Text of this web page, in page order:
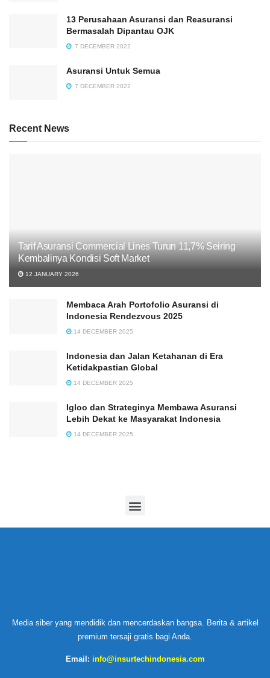
13 Perusahaan Asuransi dan Reasuransi
Bermasalah Dipantau OJK
7 DECEMBER 2022
Asuransi Untuk Semua
7 DECEMBER 2022
Recent News
Tarif Asuransi Commercial Lines Turun 11,7% Seiring
Kembalinya Kondisi Soft Market
12 JANUARY 2026
Membaca Arah Portofolio Asuransi di
Indonesia Rendezvous 2025
14 DECEMBER 2025
Indonesia dan Jalan Ketahanan di Era
Ketidakpastian Global
14 DECEMBER 2025
Igloo dan Strateginya Membawa Asuransi
Lebih Dekat ke Masyarakat Indonesia
14 DECEMBER 2025
Media siber yang mendidik dan mencerdaskan bangsa. Berita & artikel
premium tersaji gratis bagi Anda.
Email: info@insurtechindonesia.com